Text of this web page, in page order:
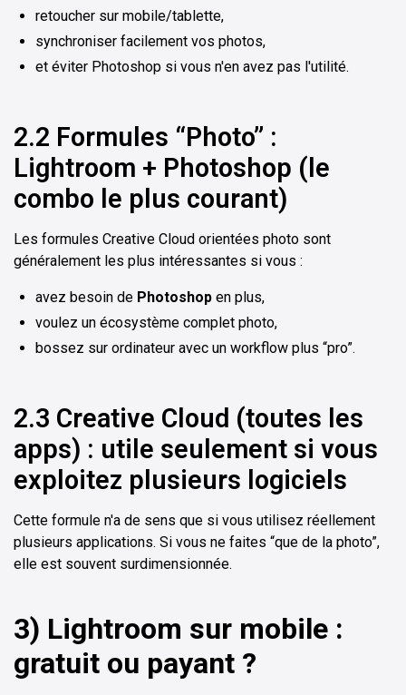
retoucher sur mobile/tablette,
synchroniser facilement vos photos,
et éviter Photoshop si vous n'en avez pas l'utilité.
2.2 Formules “Photo” :
Lightroom + Photoshop (le
combo le plus courant)
Les formules Creative Cloud orientées photo sont
généralement les plus intéressantes si vous :
avez besoin de Photoshop en plus,
voulez un écosystème complet photo,
bossez sur ordinateur avec un workflow plus “pro”.
2.3 Creative Cloud (toutes les
apps) : utile seulement si vous
exploitez plusieurs logiciels
Cette formule n'a de sens que si vous utilisez réellement
plusieurs applications. Si vous ne faites “que de la photo”,
elle est souvent surdimensionnée.
3) Lightroom sur mobile :
gratuit ou payant ?